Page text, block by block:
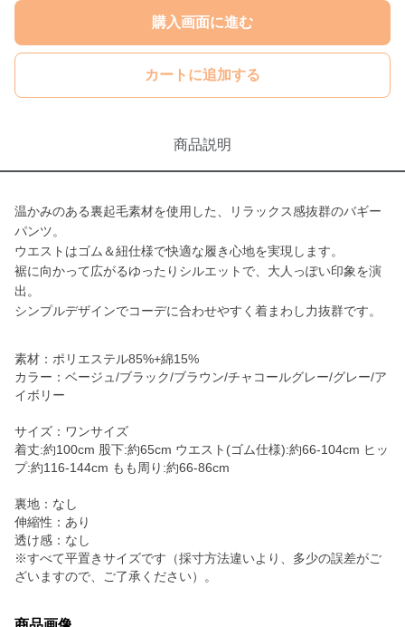
購入画面に進む
カートに追加する
商品説明
温かみのある裏起毛素材を使用した、リラックス感抜群のバギー
パンツ。
ウエストはゴム＆紐仕様で快適な履き心地を実現します。
裾に向かって広がるゆったりシルエットで、大人っぽい印象を演
出。
シンプルデザインでコーデに合わせやすく着まわし力抜群です。
素材：ポリエステル85%+綿15%
カラー：ベージュ/ブラック/ブラウン/チャコールグレー/グレー/ア
イボリー
サイズ：ワンサイズ
着丈:約100cm 股下:約65cm ウエスト(ゴム仕様):約66-104cm ヒッ
プ:約116-144cm もも周り:約66-86cm
裏地：なし
伸縮性：あり
透け感：なし
※すべて平置きサイズです（採寸方法違いより、多少の誤差がご
ざいますので、ご了承ください）。